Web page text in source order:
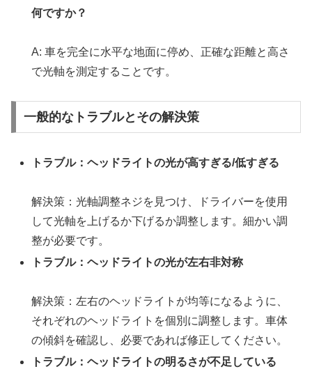
何ですか？
A: 車を完全に水平な地面に停め、正確な距離と高さ
で光軸を測定することです。
一般的なトラブルとその解決策
トラブル：ヘッドライトの光が高すぎる/低すぎる
解決策：光軸調整ネジを見つけ、ドライバーを使用
して光軸を上げるか下げるか調整します。細かい調
整が必要です。
トラブル：ヘッドライトの光が左右非対称
解決策：左右のヘッドライトが均等になるように、
それぞれのヘッドライトを個別に調整します。車体
の傾斜を確認し、必要であれば修正してください。
トラブル：ヘッドライトの明るさが不足している